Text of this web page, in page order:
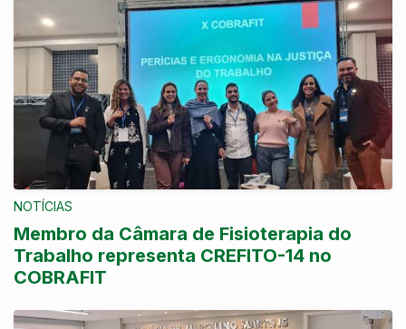
NOTÍCIAS
Membro da Câmara de Fisioterapia do
Trabalho representa CREFITO-14 no
COBRAFIT